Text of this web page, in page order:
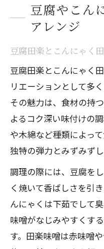
豆腐やこん
アレンジ
豆腐田楽とこんにゃく
豆腐田楽とこんにゃく
リエーションとして多
その魅力は、食材の持
よるコク深い味付けの
や木綿など種類によっ
独特の弾力とみずみずし
調理の際には、豆腐を
く焼いて香ばしさを引
んにゃくは下茹でして
味噌がなじみやすくす
す。田楽味噌は赤味噌